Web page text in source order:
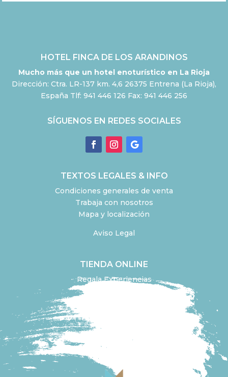
HOTEL FINCA DE LOS ARANDINOS
Mucho más que un hotel enoturístico en La Rioja
Dirección: Ctra. LR-137 km. 4,6 26375 Entrena (La Rioja),
España Tlf: 941 446 126 Fax: 941 446 256
SÍGUENOS EN REDES SOCIALES
TEXTOS LEGALES & INFO
Condiciones generales de venta
Trabaja con nosotros
Mapa y localización
Aviso Legal
TIENDA ONLINE
Regala Experiencias
Ir a la tienda online